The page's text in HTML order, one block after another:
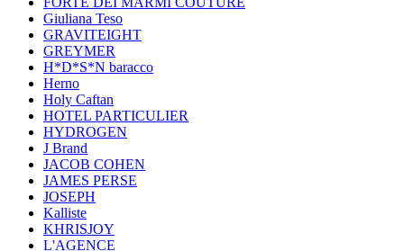
Giuliana Teso
GRAVITEIGHT
GREYMER
H*D*S*N baracco
Herno
Holy Caftan
HOTEL PARTICULIER
HYDROGEN
J Brand
JACOB COHEN
JAMES PERSE
JOSEPH
Kalliste
KHRISJOY
L'AGENCE